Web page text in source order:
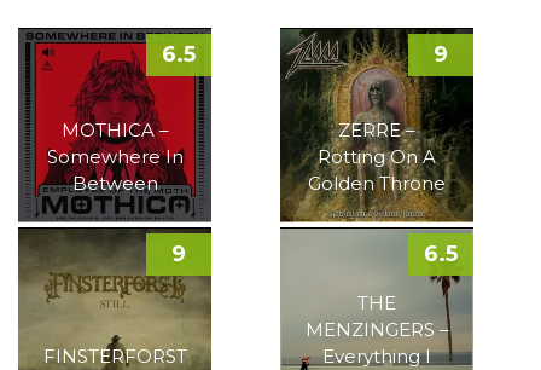
MOTHICA –
Somewhere In
Between
6.5
ZERRE –
Rotting On A
Golden Throne
9
FINSTERFORST
9
THE
MENZINGERS –
Everything I
6.5